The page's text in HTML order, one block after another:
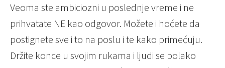
Veoma ste ambiciozni u poslednje vreme i ne
prihvatate NE kao odgovor. Možete i hoćete da
postignete sve i to na poslu i te kako primećuju.
Držite konce u svojim rukama i ljudi se polako